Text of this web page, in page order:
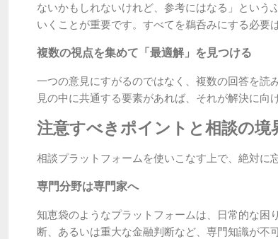
ないかもしれないけれど、参考にはなる」という
いくことが重要です。すべてを鵜呑みにする必要
複数の視点を集めて「最適解」を見つける
一つの意見にすがるのではなく、複数の回答を読
見の中に共通する要素があれば、それが解決に向
注意すべきポイントと相談の境
相談プラットフォームを使いこなす上で、絶対に
専門分野は専門家へ
知恵袋のようなプラットフォームは、日常的な困
断、あるいは重大な金融判断など、専門知識が